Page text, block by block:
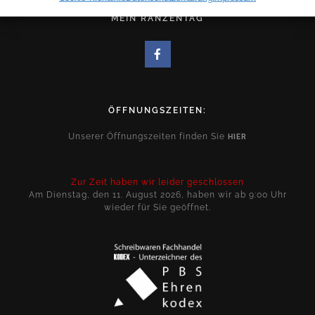
MEIN RANZENTAG
ÖFFNUNGSZEITEN:
Unserer Öffnungszeiten finden Sie HIER
Zur Zeit haben wir leider geschlossen
Am Dienstag, den 11. August 2026, haben wir ab 9:00 Uhr
wieder für Sie geöffnet.